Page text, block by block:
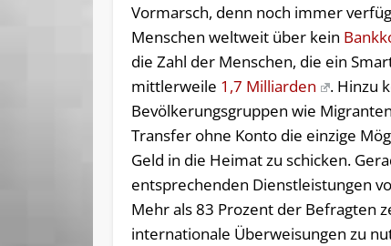
Vormarsch, denn noch immer
Menschen weltweit über kein
die Zahl der Menschen, die ein
mittlerweile 1,7 Milliarden
. Hinzu
Bevölkerungsgruppen wie
Transfer ohne Konto die einzige
Geld in die Heimat zu schicken.
entsprechenden Dienstleistungen
Mehr als 83 Prozent der Befragten
internationale Überweisungen zu